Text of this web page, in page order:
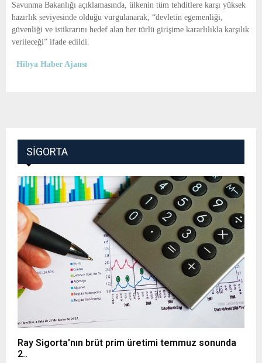
Savunma Bakanlığı açıklamasında, ülkenin tüm tehditlere karşı yüksek
hazırlık seviyesinde olduğu vurgulanarak, “devletin egemenliği,
güvenliği ve istikrarını hedef alan her türlü girişime kararlılıkla karşılık
verileceği” ifade edildi.
Hibya Haber Ajansı
SIGORTA
Ray Sigorta'nın brüt prim üretimi temmuz sonunda
2..